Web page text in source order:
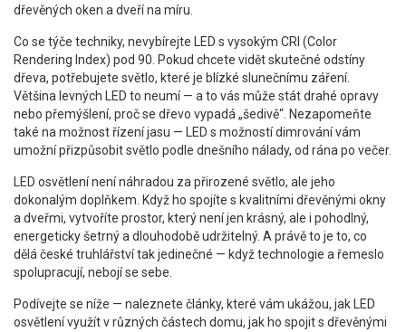
dřevěných oken a dveří na míru.
Co se týče techniky, nevybírejte LED s vysokým CRI (Color
Rendering Index) pod 90. Pokud chcete vidět skutečné odstíny
dřeva, potřebujete světlo, které je blízké slunečnímu záření.
Většina levných LED to neumí — a to vás může stát drahé opravy
nebo přemýšlení, proč se dřevo vypadá „šedivě“. Nezapomeňte
také na možnost řízení jasu — LED s možností dimrování vám
umožní přizpůsobit světlo podle dnešního nálady, od rána po večer.
LED osvětlení není náhradou za přirozené světlo, ale jeho
dokonalým doplňkem. Když ho spojíte s kvalitními dřevěnými okny
a dveřmi, vytvoříte prostor, který není jen krásný, ale i pohodlný,
energeticky šetrný a dlouhodobě udržitelný. A právě to je to, co
dělá české truhlářství tak jedinečné — když technologie a řemeslo
spolupracují, nebojí se sebe.
Podívejte se níže — naleznete články, které vám ukážou, jak LED
osvětlení využít v různých částech domu, jak ho spojit s dřevěnými